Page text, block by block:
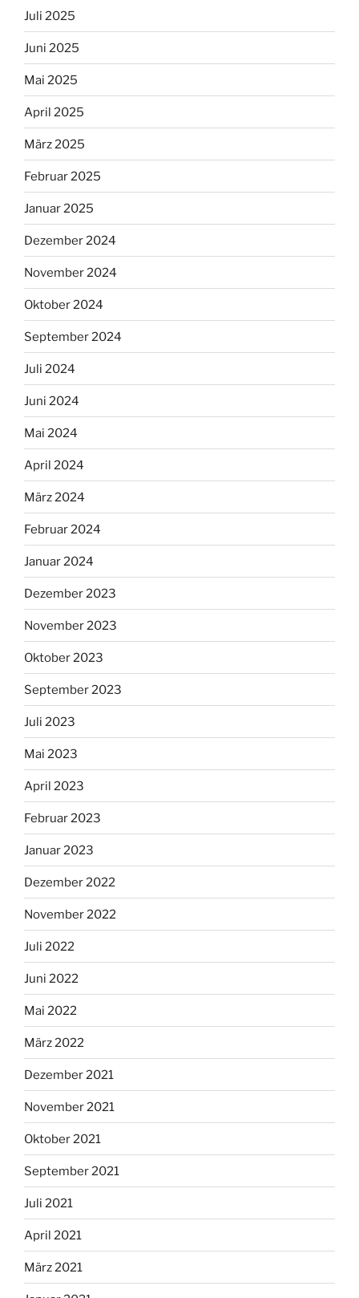
Juli 2025
Juni 2025
Mai 2025
April 2025
März 2025
Februar 2025
Januar 2025
Dezember 2024
November 2024
Oktober 2024
September 2024
Juli 2024
Juni 2024
Mai 2024
April 2024
März 2024
Februar 2024
Januar 2024
Dezember 2023
November 2023
Oktober 2023
September 2023
Juli 2023
Mai 2023
April 2023
Februar 2023
Januar 2023
Dezember 2022
November 2022
Juli 2022
Juni 2022
Mai 2022
März 2022
Dezember 2021
November 2021
Oktober 2021
September 2021
Juli 2021
April 2021
März 2021